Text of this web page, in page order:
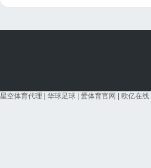
星空体育代理 华球足球 爱体育官网 欧亿在线